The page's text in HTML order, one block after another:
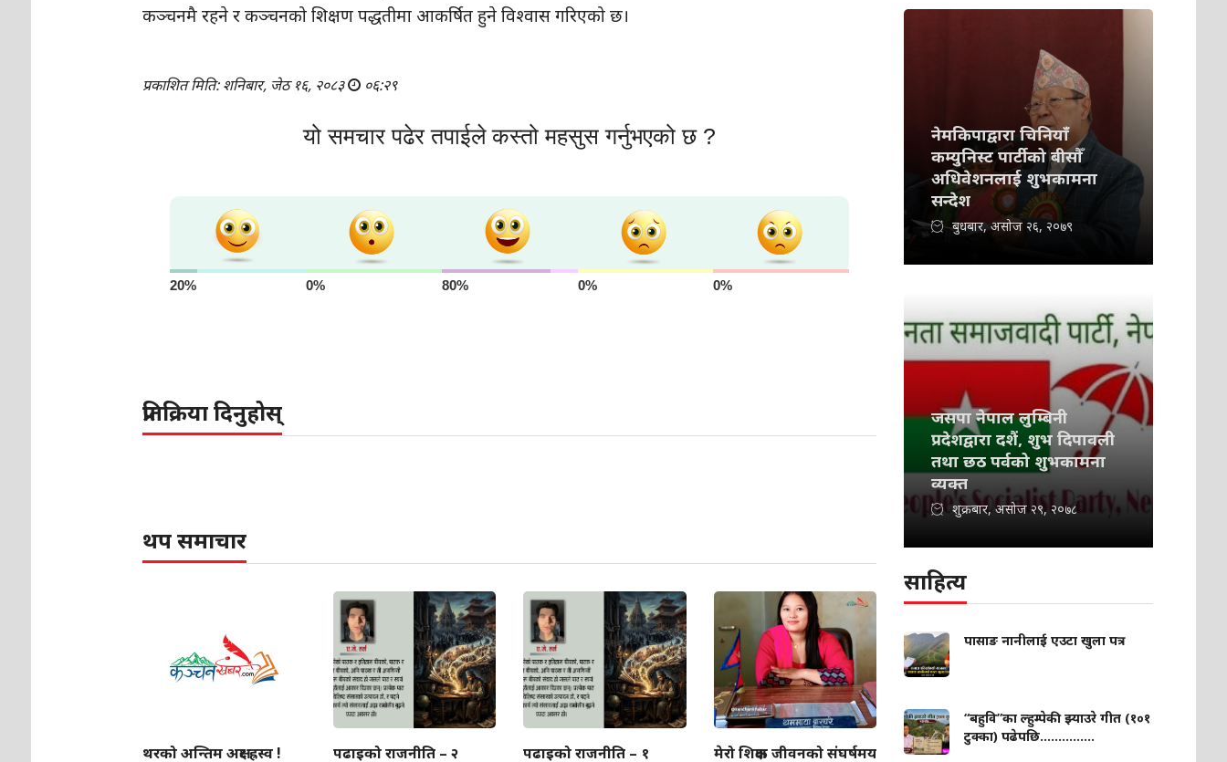
कञ्चनमै रहने र कञ्चनको शिक्षण पद्धतीमा आकर्षित हुने विश्वास गरिएको छ।
प्रकाशित मिति: शनिबार, जेठ १६, २०८३ ०६:२९
यो समचार पढेर तपाईले कस्तो महसुस गर्नुभएको छ ?
20% 0% 80% 0% 0%
प्रतिक्रिया दिनुहोस्
थप समाचार
थरको अन्तिम अक्षर ह्रस्व ! पढाइको राजनीति – २ पढाइको राजनीति – १ मेरो शिक्षक जीवनको संघर्षमय
नेमकिपाद्वारा चिनियाँ
कम्युनिस्ट पार्टीको बीसौँ
अधिवेशनलाई शुभकामना
सन्देश
बुधबार, असोज २६, २०७९
जसपा नेपाल लुम्बिनी
प्रदेशद्वारा दशैं, शुभ दिपावली
तथा छठ पर्वको शुभकामना
व्यक्त
शुक्रबार, असोज २९, २०७८
साहित्य
पासाङ नानीलाई एउटा खुला पत्र
“बहुवि”का ल्हुम्पेकी झ्याउरे गीत (१०१
टुक्का) पढेपछि...............